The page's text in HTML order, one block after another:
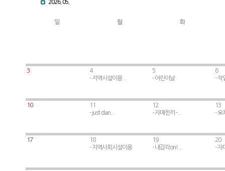
2026. 05.
일 월 화
3
4
- 지역시설이용 ..
5
- 어린이날
6
- 작
10
11
- just dan..
12
- 자매한끼 - ..
13
- 오
17
18
- 지역사회시설이용
19
- 내감각on! ..
20
- 자